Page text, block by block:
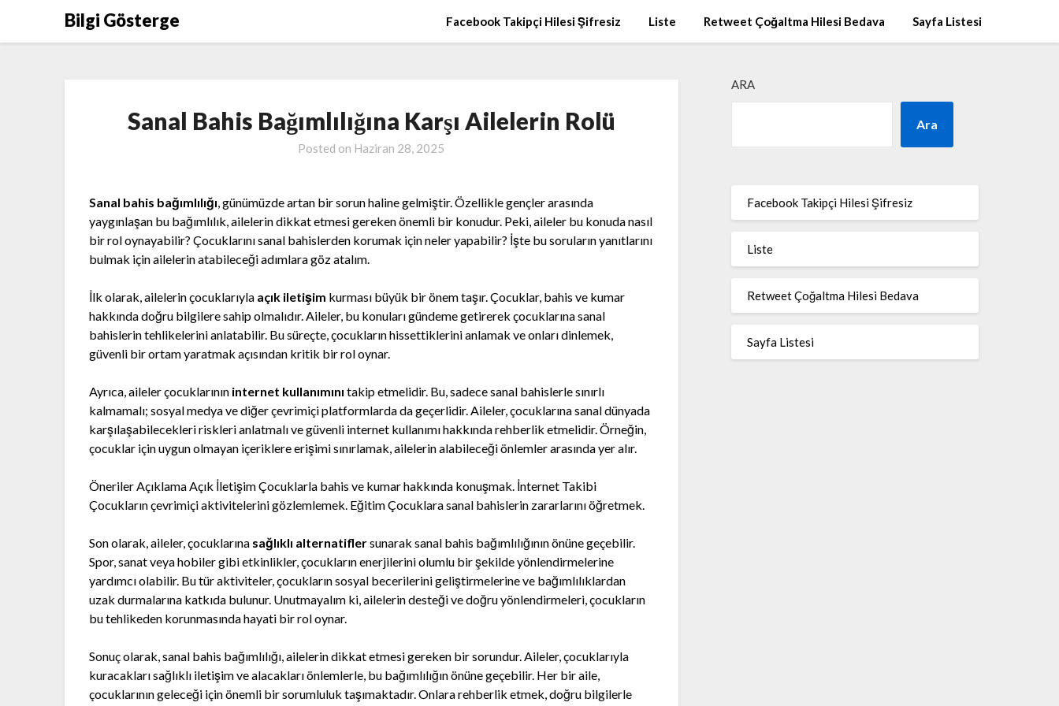
Bilgi Gösterge Facebook Takipçi Hilesi Şifresiz Liste Retweet Çoğaltma Hilesi Bedava Sayfa Listesi
Sanal Bahis Bağımlılığına Karşı Ailelerin Rolü
Posted on Haziran 28, 2025
Sanal bahis bağımlılığı, günümüzde artan bir sorun haline gelmiştir. Özellikle gençler arasında
yaygınlaşan bu bağımlılık, ailelerin dikkat etmesi gereken önemli bir konudur. Peki, aileler bu konuda nasıl
bir rol oynayabilir? Çocuklarını sanal bahislerden korumak için neler yapabilir? İşte bu soruların yanıtlarını
bulmak için ailelerin atabileceği adımlara göz atalım.
İlk olarak, ailelerin çocuklarıyla açık iletişim kurması büyük bir önem taşır. Çocuklar, bahis ve kumar
hakkında doğru bilgilere sahip olmalıdır. Aileler, bu konuları gündeme getirerek çocuklarına sanal
bahislerin tehlikelerini anlatabilir. Bu süreçte, çocukların hissettiklerini anlamak ve onları dinlemek,
güvenli bir ortam yaratmak açısından kritik bir rol oynar.
Ayrıca, aileler çocuklarının internet kullanımını takip etmelidir. Bu, sadece sanal bahislerle sınırlı
kalmamalı; sosyal medya ve diğer çevrimiçi platformlarda da geçerlidir. Aileler, çocuklarına sanal dünyada
karşılaşabilecekleri riskleri anlatmalı ve güvenli internet kullanımı hakkında rehberlik etmelidir. Örneğin,
çocuklar için uygun olmayan içeriklere erişimi sınırlamak, ailelerin alabileceği önlemler arasında yer alır.
Öneriler Açıklama Açık İletişim Çocuklarla bahis ve kumar hakkında konuşmak. İnternet Takibi
Çocukların çevrimiçi aktivitelerini gözlemlemek. Eğitim Çocuklara sanal bahislerin zararlarını öğretmek.
Son olarak, aileler, çocuklarına sağlıklı alternatiflersunarak sanal bahis bağımlılığının önüne geçebilir.
Spor, sanat veya hobiler gibi etkinlikler, çocukların enerjilerini olumlu bir şekilde yönlendirmelerine
yardımcı olabilir. Bu tür aktiviteler, çocukların sosyal becerilerini geliştirmelerine ve bağımlılıklardan
uzak durmalarına katkıda bulunur. Unutmayalım ki, ailelerin desteği ve doğru yönlendirmeleri, çocukların
bu tehlikeden korunmasında hayati bir rol oynar.
Sonuç olarak, sanal bahis bağımlılığı, ailelerin dikkat etmesi gereken bir sorundur. Aileler, çocuklarıyla
kuracakları sağlıklı iletişim ve alacakları önlemlerle, bu bağımlılığın önüne geçebilir. Her bir aile,
çocuklarının geleceği için önemli bir sorumluluk taşımaktadır. Onlara rehberlik etmek, doğru bilgilerle
ARA
Ara
Facebook Takipçi Hilesi Şifresiz
Liste
Retweet Çoğaltma Hilesi Bedava
Sayfa Listesi